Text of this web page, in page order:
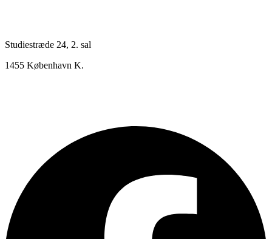
Studiestræde 24, 2. sal
1455 København K.